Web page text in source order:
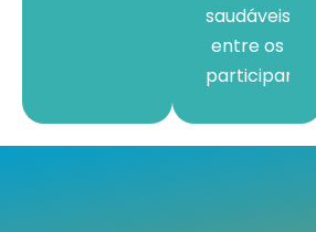
saudáveis
entre os
participantes.